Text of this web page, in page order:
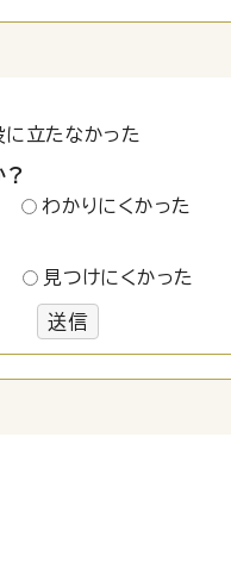
に立たなかった
？
わかりにくかった
見つけにくかった
送信